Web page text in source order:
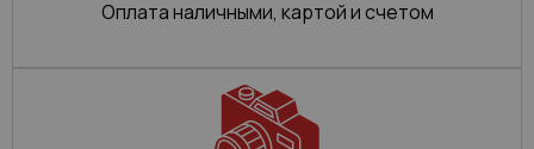
Оплата наличными, картой и счетом